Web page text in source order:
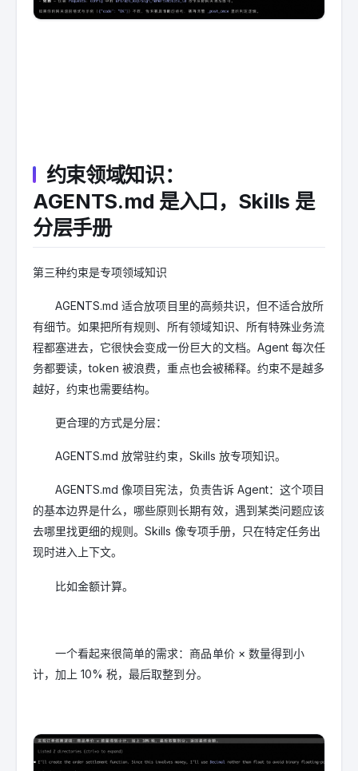
约束领域知识：
AGENTS.md 是入口，Skills 是
分层手册
第三种约束是专项领域知识
AGENTS.md 适合放项目里的高频共识，但不适合放所
有细节。如果把所有规则、所有领域知识、所有特殊业务流
程都塞进去，它很快会变成一份巨大的文档。Agent 每次任
务都要读，token 被浪费，重点也会被稀释。约束不是越多
越好，约束也需要结构。
更合理的方式是分层：
AGENTS.md 放常驻约束，Skills 放专项知识。
AGENTS.md 像项目宪法，负责告诉 Agent：这个项目
的基本边界是什么，哪些原则长期有效，遇到某类问题应该
去哪里找更细的规则。Skills 像专项手册，只在特定任务出
现时进入上下文。
比如金额计算。
一个看起来很简单的需求：商品单价 × 数量得到小
计，加上 10% 税，最后取整到分。